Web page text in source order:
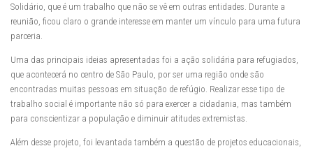
Solidário, que é um trabalho que não se vê em outras entidades. Durante a
reunião, ficou claro o grande interesse em manter um vínculo para uma futura
parceria.
Uma das principais ideias apresentadas foi a ação solidária para refugiados,
que acontecerá no centro de São Paulo, por ser uma região onde são
encontradas muitas pessoas em situação de refúgio. Realizar esse tipo de
trabalho social é importante não só para exercer a cidadania, mas também
para conscientizar a população e diminuir atitudes extremistas.
Além desse projeto, foi levantada também a questão de projetos educacionais,